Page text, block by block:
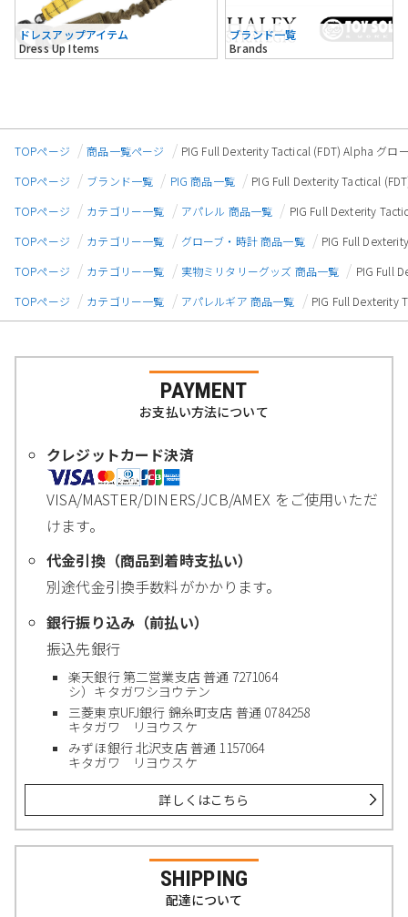
ドレスアップアイテム
Dress Up Items
ブランド一覧
Brands
TOPページ 商品一覧ページ
PIG Full Dexterity Tactical (FDT) Alpha グロ
TOPページ
ブランド一覧 PIG 商品一覧
PIG Full Dexterity Tactical
TOPページ
カテゴリー一覧 アパレル 商品一覧
PIG Full Dexterity
TOPページ
カテゴリー一覧 グローブ・時計 商品一覧
PIG Full
TOPページ
カテゴリー一覧 実物ミリタリーグッズ 商品一覧
PIG Full
TOPページ
カテゴリー一覧 アパレルギア 商品一覧 PIG Full Dexterity
PAYMENT
お支払い方法について
クレジットカード決済
VISA/MASTER/DINERS/JCB/AMEX をご使用いただ
けます。
代金引換（商品到着時支払い）
別途代金引換手数料がかかります。
銀行振り込み（前払い）
振込先銀行
楽天銀行 第二営業支店 普通 7271064
シ）キタガワシヨウテン
三菱東京UFJ銀行 錦糸町支店 普通 0784258
キタガワ リヨウスケ
みずほ銀行 北沢支店 普通 1157064
キタガワ リヨウスケ
詳しくはこちら
SHIPPING
配達について